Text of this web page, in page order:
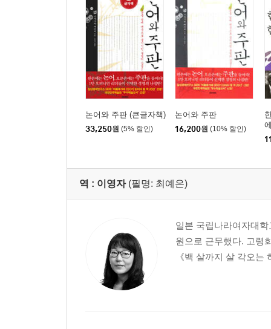
습관의 감염성과 파급력
훌륭한 사람 완전한 사람
때로는 선한 의지가 나쁜 결과를 낳는다
나를 알아야 성공한다
동기와 결과
인생은 끝없는 배움의 연속
의지 단련법
제4장 인의와 부귀
노블레스 오블리주
올바른 도리를 지켜 얻은 이익
정의와 이익은 하나
부귀와 도덕
돈은 귀하면서도 천한 것
논어와 주판 (큰글자책)
33,250원 (5% 할인)
논어와 주판
16,200원 (10% 할인)
역 : 이영자 (필명: 최예은)
일본 국립나라여자대
원으로 근무했다. 고령
《백 살까지 살 각오